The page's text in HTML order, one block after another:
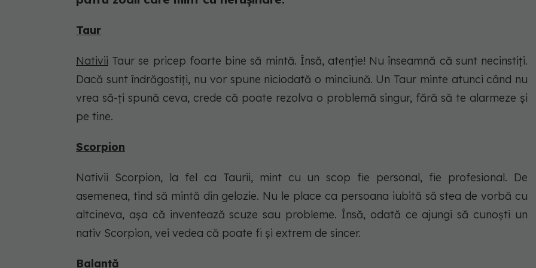
Taur
Nativii Taur se pricep foarte bine să mintă. Însă, atenție! Nu înseamnă că sunt necinstiți.
Dacă sunt îndrăgostiți, nu vor spune niciodată o minciună. Un Taur minte atunci când nu
vrea să-ți spună ceva, crede că poate rezolva o problemă singur, fără să te alarmeze și
pe tine.
Scorpion
Nativii Scorpion, la fel ca Taurii, mint cu un scop fie personal, fie profesional. De
asemenea, tind să mintă din gelozie. Nu le place ca persoana iubită să stea de vorbă cu
altcineva, așa că inventează scuze sau probleme. Însă, odată ce ajungi să cunoști un
nativ Scorpion, vei vedea că poate fi și extrem de sincer.
Balanță